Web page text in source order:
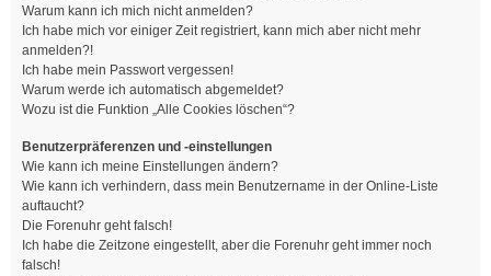
Warum kann ich mich nicht anmelden?
Ich habe mich vor einiger Zeit registriert, kann mich aber nicht mehr
anmelden?!
Ich habe mein Passwort vergessen!
Warum werde ich automatisch abgemeldet?
Wozu ist die Funktion „Alle Cookies löschen“?
Benutzerpräferenzen und -einstellungen
Wie kann ich meine Einstellungen ändern?
Wie kann ich verhindern, dass mein Benutzername in der Online-Liste
auftaucht?
Die Forenuhr geht falsch!
Ich habe die Zeitzone eingestellt, aber die Forenuhr geht immer noch
falsch!